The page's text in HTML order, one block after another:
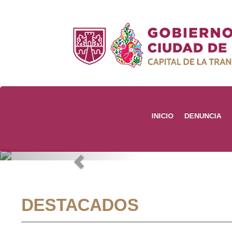
INICIO DENUNCIA
Previous
DESTACADOS